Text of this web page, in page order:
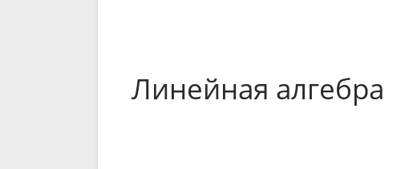
Линейная алгебра